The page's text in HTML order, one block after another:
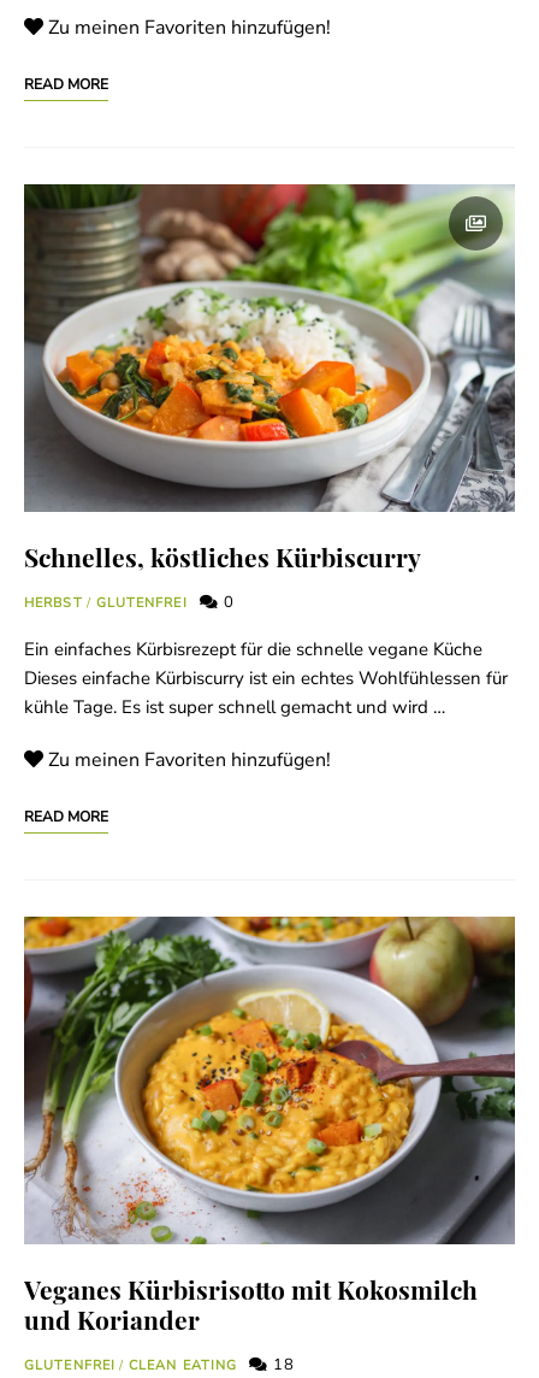
Zu meinen Favoriten hinzufügen!
READ MORE
Schnelles, köstliches Kürbiscurry
HERBST / GLUTENFREI 0
Ein einfaches Kürbisrezept für die schnelle vegane Küche
Dieses einfache Kürbiscurry ist ein echtes Wohlfühlessen für
kühle Tage. Es ist super schnell gemacht und wird …
Zu meinen Favoriten hinzufügen!
READ MORE
Veganes Kürbisrisotto mit Kokosmilch
und Koriander
GLUTENFREI / CLEAN EATING 18